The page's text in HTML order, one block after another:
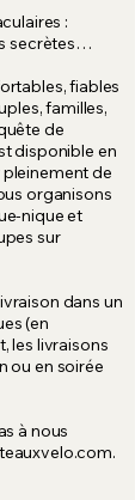
:
secrètes…
fiables
familles,
de
disponible en
de
organisons
nique et
sur
dans un
(en
les livraisons
ou en soirée
à nous
.